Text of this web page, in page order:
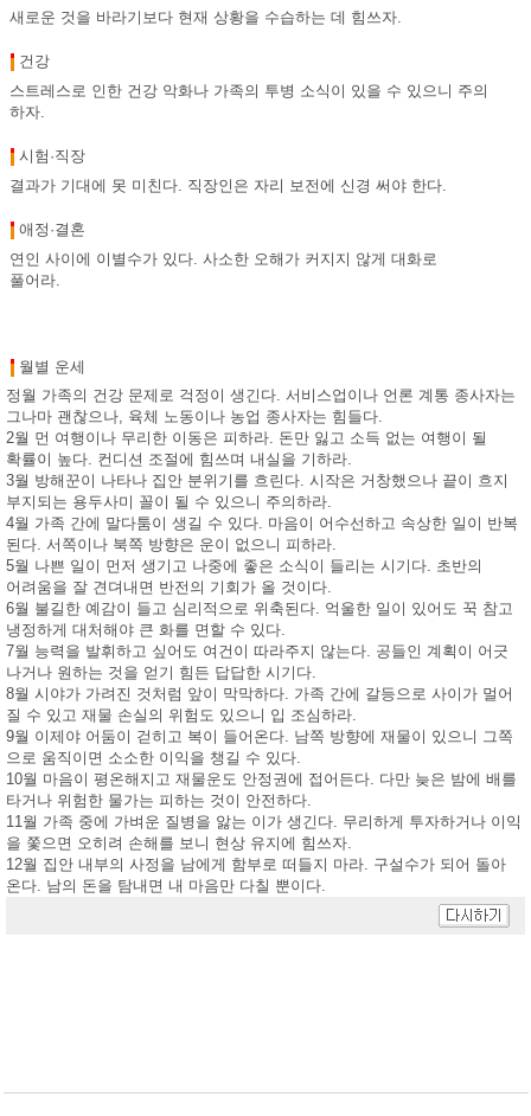
새로운 것을 바라기보다 현재 상황을 수습하는 데 힘쓰자.
건강
스트레스로 인한 건강 악화나 가족의 투병 소식이 있을 수 있으니 주의
하자.
시험·직장
결과가 기대에 못 미친다. 직장인은 자리 보전에 신경 써야 한다.
애정·결혼
연인 사이에 이별수가 있다. 사소한 오해가 커지지 않게 대화로
풀어라.
월별 운세
정월 가족의 건강 문제로 걱정이 생긴다. 서비스업이나 언론 계통 종사자는
그나마 괜찮으나, 육체 노동이나 농업 종사자는 힘들다.
2월 먼 여행이나 무리한 이동은 피하라. 돈만 잃고 소득 없는 여행이 될
확률이 높다. 컨디션 조절에 힘쓰며 내실을 기하라.
3월 방해꾼이 나타나 집안 분위기를 흐린다. 시작은 거창했으나 끝이 흐지
부지되는 용두사미 꼴이 될 수 있으니 주의하라.
4월 가족 간에 말다툼이 생길 수 있다. 마음이 어수선하고 속상한 일이 반복
된다. 서쪽이나 북쪽 방향은 운이 없으니 피하라.
5월 나쁜 일이 먼저 생기고 나중에 좋은 소식이 들리는 시기다. 초반의
어려움을 잘 견뎌내면 반전의 기회가 올 것이다.
6월 불길한 예감이 들고 심리적으로 위축된다. 억울한 일이 있어도 꾹 참고
냉정하게 대처해야 큰 화를 면할 수 있다.
7월 능력을 발휘하고 싶어도 여건이 따라주지 않는다. 공들인 계획이 어긋
나거나 원하는 것을 얻기 힘든 답답한 시기다.
8월 시야가 가려진 것처럼 앞이 막막하다. 가족 간에 갈등으로 사이가 멀어
질 수 있고 재물 손실의 위험도 있으니 입 조심하라.
9월 이제야 어둠이 걷히고 복이 들어온다. 남쪽 방향에 재물이 있으니 그쪽
으로 움직이면 소소한 이익을 챙길 수 있다.
10월 마음이 평온해지고 재물운도 안정권에 접어든다. 다만 늦은 밤에 배를
타거나 위험한 물가는 피하는 것이 안전하다.
11월 가족 중에 가벼운 질병을 앓는 이가 생긴다. 무리하게 투자하거나 이익
을 쫓으면 오히려 손해를 보니 현상 유지에 힘쓰자.
12월 집안 내부의 사정을 남에게 함부로 떠들지 마라. 구설수가 되어 돌아
온다. 남의 돈을 탐내면 내 마음만 다칠 뿐이다.